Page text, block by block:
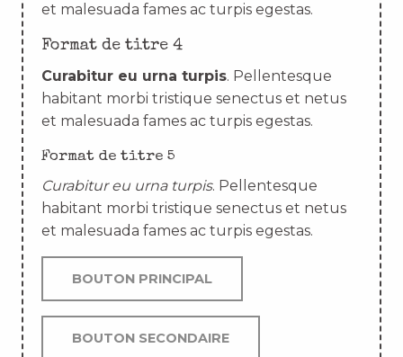
et malesuada fames ac turpis egestas.
Format de titre 4
Curabitur eu urna turpis. Pellentesque
habitant morbi tristique senectus et netus
et malesuada fames ac turpis egestas.
Format de titre 5
Curabitur eu urna turpis. Pellentesque
habitant morbi tristique senectus et netus
et malesuada fames ac turpis egestas.
BOUTON PRINCIPAL
BOUTON SECONDAIRE